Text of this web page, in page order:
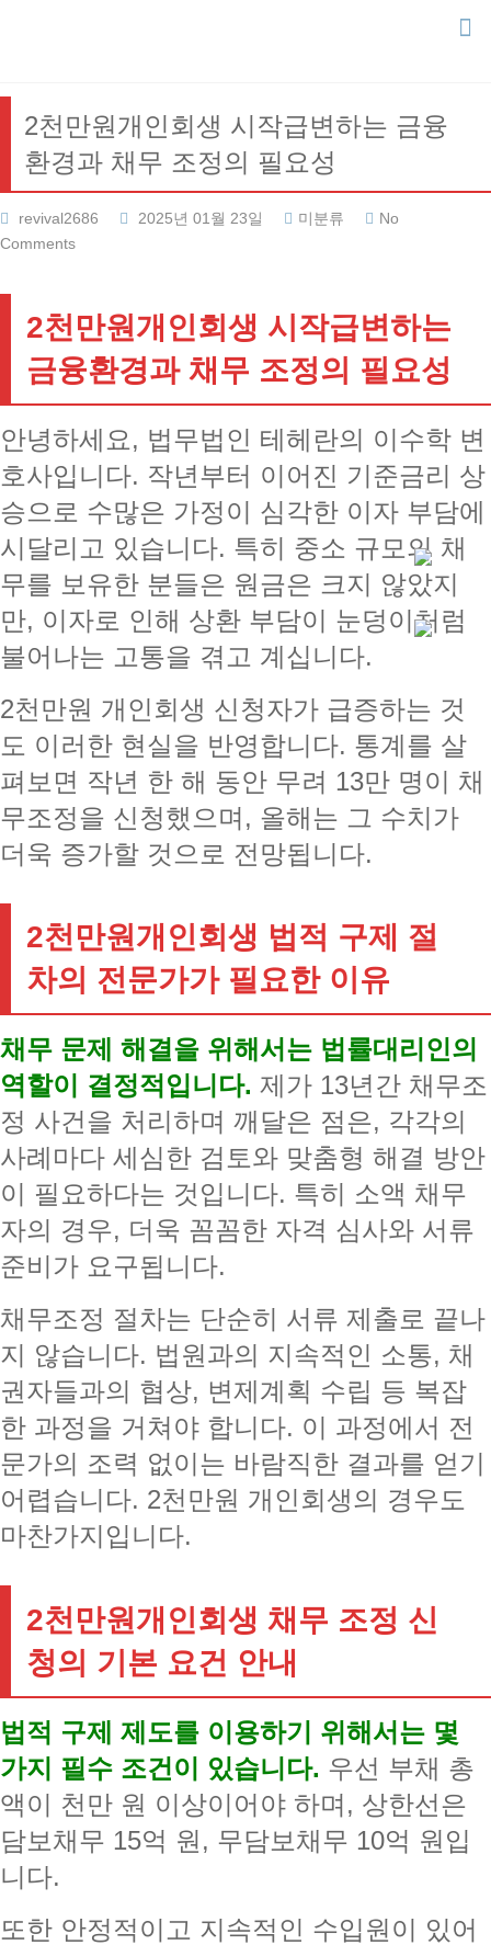
2천만원개인회생 시작급변하는 금융
환경과 채무 조정의 필요성
revival2686 2025년 01월 23일 미분류
No
Comments
2천만원개인회생 시작급변하는
금융환경과 채무 조정의 필요성
안녕하세요, 법무법인 테헤란의 이수학 변
호사입니다. 작년부터 이어진 기준금리 상
승으로 수많은 가정이 심각한 이자 부담에
시달리고 있습니다. 특히 중소 규모의 채
무를 보유한 분들은 원금은 크지 않았지
만, 이자로 인해 상환 부담이 눈덩이처럼
불어나는 고통을 겪고 계십니다.
2천만원 개인회생 신청자가 급증하는 것
도 이러한 현실을 반영합니다. 통계를 살
펴보면 작년 한 해 동안 무려 13만 명이 채
무조정을 신청했으며, 올해는 그 수치가
더욱 증가할 것으로 전망됩니다.
2천만원개인회생 법적 구제 절
차의 전문가가 필요한 이유
채무 문제 해결을 위해서는 법률대리인의
역할이 결정적입니다. 제가 13년간 채무조
정 사건을 처리하며 깨달은 점은, 각각의
사례마다 세심한 검토와 맞춤형 해결 방안
이 필요하다는 것입니다. 특히 소액 채무
자의 경우, 더욱 꼼꼼한 자격 심사와 서류
준비가 요구됩니다.
채무조정 절차는 단순히 서류 제출로 끝나
지 않습니다. 법원과의 지속적인 소통, 채
권자들과의 협상, 변제계획 수립 등 복잡
한 과정을 거쳐야 합니다. 이 과정에서 전
문가의 조력 없이는 바람직한 결과를 얻기
어렵습니다. 2천만원 개인회생의 경우도
마찬가지입니다.
2천만원개인회생 채무 조정 신
청의 기본 요건 안내
법적 구제 제도를 이용하기 위해서는 몇
가지 필수 조건이 있습니다. 우선 부채 총
액이 천만 원 이상이어야 하며, 상한선은
담보채무 15억 원, 무담보채무 10억 원입
니다.
또한 안정적이고 지속적인 수입원이 있어